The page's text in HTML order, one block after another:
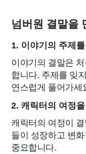
넘버원 결말을
1. 이야기의 주제
이야기의 결말은
합니다. 주제를 잊
연스럽게 풀어가세
2. 캐릭터의 여정
캐릭터의 여정이
들이 성장하고 변
중요합니다.